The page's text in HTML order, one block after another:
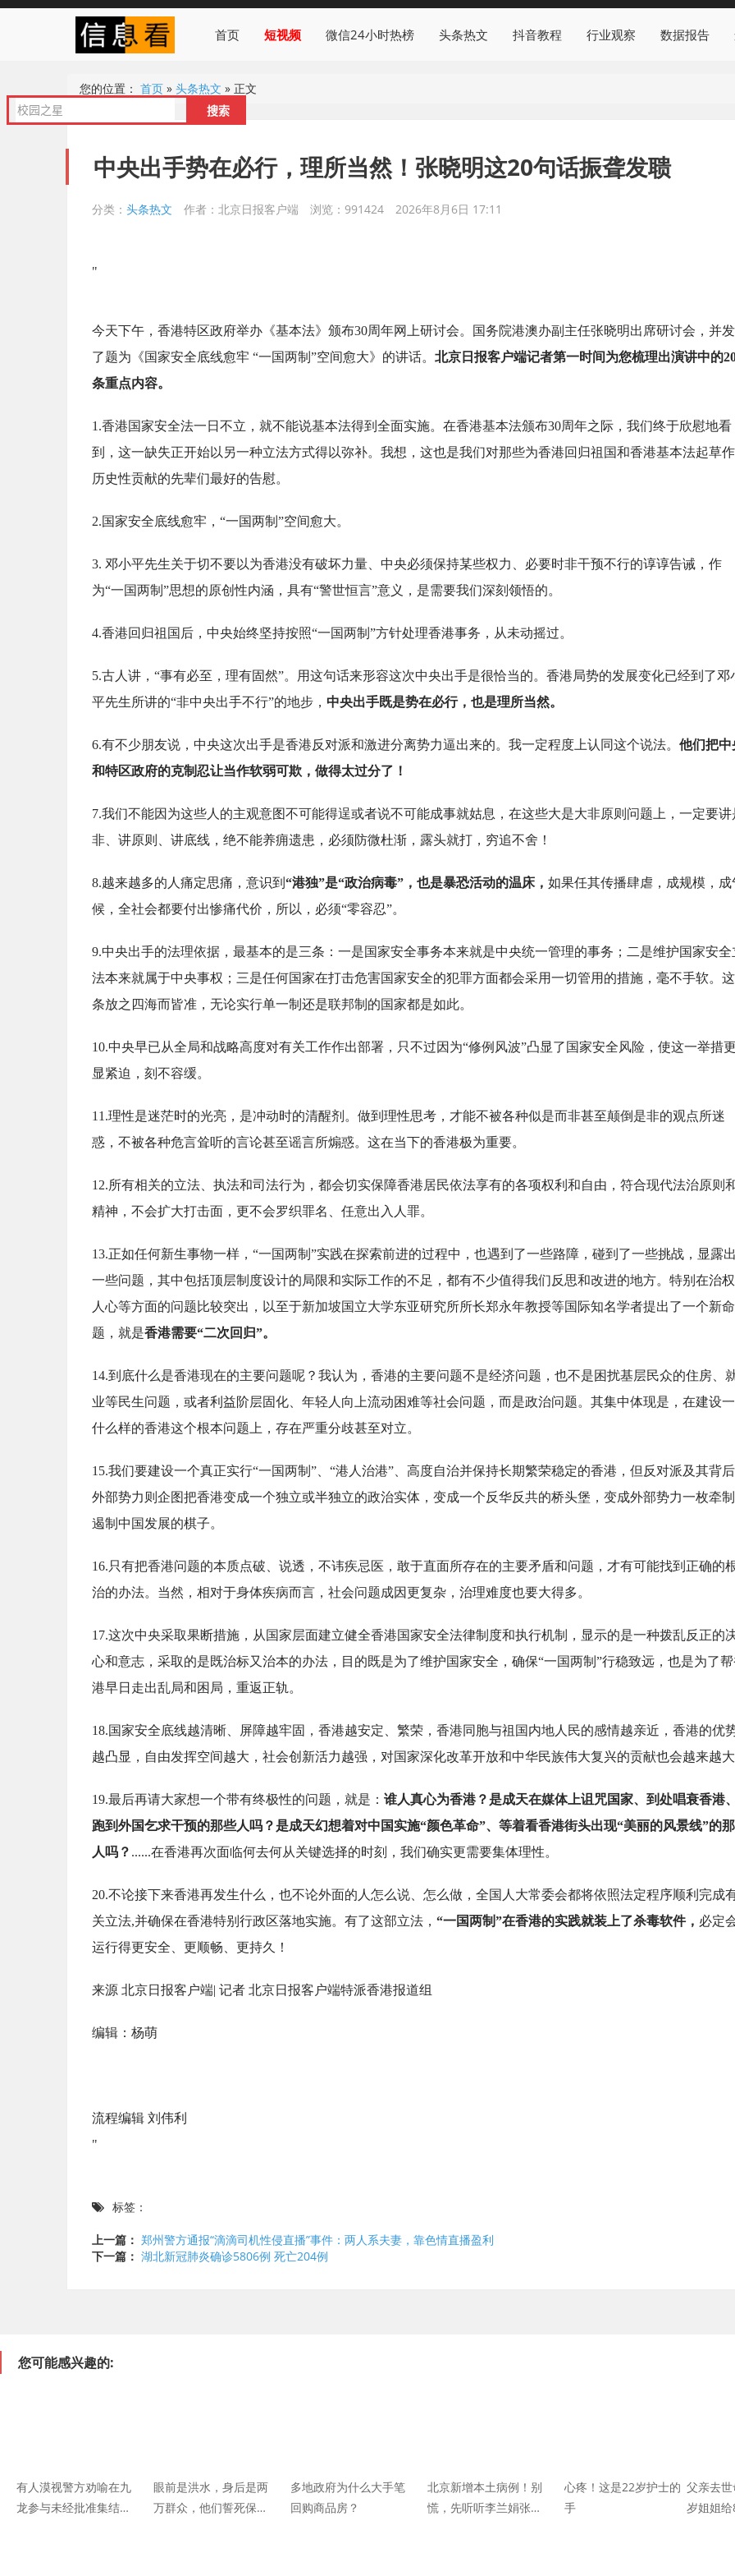
首页 短视频 微信24小时热榜 头条热文 抖音教程 行业观察 数据报告
您的位置： 首页 » 头条热文 » 正文
中央出手势在必行，理所当然！张晓明这20句话振聋发聩
分类： 头条热文 作者：北京日报客户端 浏览：991424 2026年8月6日 17:11
"
今天下午，香港特区政府举办《基本法》颁布30周年网上研讨会。国务院港澳办副主任张晓明出席研讨会，并
了题为《国家安全底线愈牢 “一国两制”空间愈大》的讲话。 北京日报客户端记者第一时间为您梳理出演讲中的
条重点内容。
1.香港国家安全法一日不立，就不能说基本法得到全面实施。在香港基本法颁布30周年之际，我们终于欣慰地看
到，这一缺失正开始以另一种立法方式得以弥补。我想，这也是我们对那些为香港回归祖国和香港基本法起草
历史性贡献的先辈们最好的告慰。
2.国家安全底线愈牢，“一国两制”空间愈大。
3. 邓小平先生关于切不要以为香港没有破坏力量、中央必须保持某些权力、必要时非干预不行的谆谆告诫，作
为“一国两制”思想的原创性内涵，具有“警世恒言”意义，是需要我们深刻领悟的。
4.香港回归祖国后，中央始终坚持按照“一国两制”方针处理香港事务，从未动摇过。
5.古人讲，“事有必至，理有固然”。用这句话来形容这次中央出手是很恰当的。香港局势的发展变化已经到了邓
平先生所讲的“非中央出手不行”的地步， 中央出手既是势在必行，也是理所当然。
6.有不少朋友说，中央这次出手是香港反对派和激进分离势力逼出来的。我一定程度上认同这个说法。 他们把中
和特区政府的克制忍让当作软弱可欺，做得太过分了！
7.我们不能因为这些人的主观意图不可能得逞或者说不可能成事就姑息，在这些大是大非原则问题上，一定要讲
非、讲原则、讲底线，绝不能养痈遗患，必须防微杜渐，露头就打，穷追不舍！
8.越来越多的人痛定思痛，意识到 “港独”是“政治病毒”，也是暴恐活动的温床， 如果任其传播肆虐，成规模，成
候，全社会都要付出惨痛代价，所以，必须“零容忍”。
9.中央出手的法理依据，最基本的是三条：一是国家安全事务本来就是中央统一管理的事务；二是维护国家安全
法本来就属于中央事权；三是任何国家在打击危害国家安全的犯罪方面都会采用一切管用的措施，毫不手软。
条放之四海而皆准，无论实行单一制还是联邦制的国家都是如此。
10.中央早已从全局和战略高度对有关工作作出部署，只不过因为“修例风波”凸显了国家安全风险，使这一举措
显紧迫，刻不容缓。
11.理性是迷茫时的光亮，是冲动时的清醒剂。做到理性思考，才能不被各种似是而非甚至颠倒是非的观点所迷
惑，不被各种危言耸听的言论甚至谣言所煽惑。这在当下的香港极为重要。
12.所有相关的立法、执法和司法行为，都会切实保障香港居民依法享有的各项权利和自由，符合现代法治原则
精神，不会扩大打击面，更不会罗织罪名、任意出入人罪。
13.正如任何新生事物一样，“一国两制”实践在探索前进的过程中，也遇到了一些路障，碰到了一些挑战，显露
一些问题，其中包括顶层制度设计的局限和实际工作的不足，都有不少值得我们反思和改进的地方。特别在治
人心等方面的问题比较突出，以至于新加坡国立大学东亚研究所所长郑永年教授等国际知名学者提出了一个新命
题，就是香港需要“二次回归”。
14.到底什么是香港现在的主要问题呢？我认为，香港的主要问题不是经济问题，也不是困扰基层民众的住房、
业等民生问题，或者利益阶层固化、年轻人向上流动困难等社会问题，而是政治问题。其集中体现是，在建设
什么样的香港这个根本问题上，存在严重分歧甚至对立。
15.我们要建设一个真正实行“一国两制”、“港人治港”、高度自治并保持长期繁荣稳定的香港，但反对派及其背
外部势力则企图把香港变成一个独立或半独立的政治实体，变成一个反华反共的桥头堡，变成外部势力一枚牵
遏制中国发展的棋子。
16.只有把香港问题的本质点破、说透，不讳疾忌医，敢于直面所存在的主要矛盾和问题，才有可能找到正确的
治的办法。当然，相对于身体疾病而言，社会问题成因更复杂，治理难度也要大得多。
17.这次中央采取果断措施，从国家层面建立健全香港国家安全法律制度和执行机制，显示的是一种拨乱反正的
心和意志，采取的是既治标又治本的办法，目的既是为了维护国家安全，确保“一国两制”行稳致远，也是为了
港早日走出乱局和困局，重返正轨。
18.国家安全底线越清晰、屏障越牢固，香港越安定、繁荣，香港同胞与祖国内地人民的感情越亲近，香港的优
越凸显，自由发挥空间越大，社会创新活力越强，对国家深化改革开放和中华民族伟大复兴的贡献也会越来越
19.最后再请大家想一个带有终极性的问题，就是： 谁人真心为香港？是成天在媒体上诅咒国家、到处唱衰香港
跑到外国乞求干预的那些人吗？是成天幻想着对中国实施“颜色革命”、等着看香港街头出现“美丽的风景线”的
人吗？ ......在香港再次面临何去何从关键选择的时刻，我们确实更需要集体理性。
20.不论接下来香港再发生什么，也不论外面的人怎么说、怎么做，全国人大常委会都将依照法定程序顺利完成
关立法,并确保在香港特别行政区落地实施。有了这部立法， “一国两制”在香港的实践就装上了杀毒软件， 必定
运行得更安全、更顺畅、更持久！
来源 北京日报客户端| 记者 北京日报客户端特派香港报道组
编辑：杨萌
流程编辑 刘伟利
"
标签：
上一篇： 郑州警方通报“滴滴司机性侵直播”事件：两人系夫妻，靠色情直播盈利
下一篇： 湖北新冠肺炎确诊5806例 死亡204例
您可能感兴趣的:
有人漠视警方劝喻在九
龙参与未经批准集结，
眼前是洪水，身后是两
万群众，他们誓死保
多地政府为什么大手笔
回购商品房？
北京新增本土病例！别
慌，先听听李兰娟张文
心疼！这是22岁护士的
手
父亲去
岁姐姐